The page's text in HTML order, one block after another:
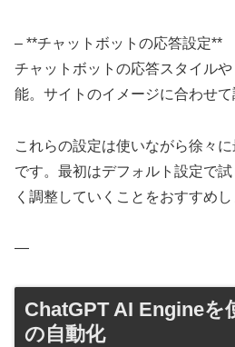
– **チャットボットの応答設定**
チャットボットの応答スタイル
能。サイトのイメージに合わせて
これらの設定は使いながら徐々
です。最初はデフォルト設定で
く調整していくことをおすすめし
—
ChatGPT AI Engineを
の自動化